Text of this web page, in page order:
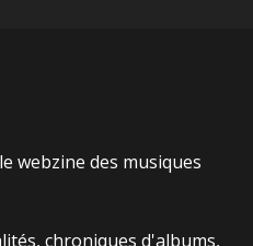
webzine des musiques
chroniques d'albums,